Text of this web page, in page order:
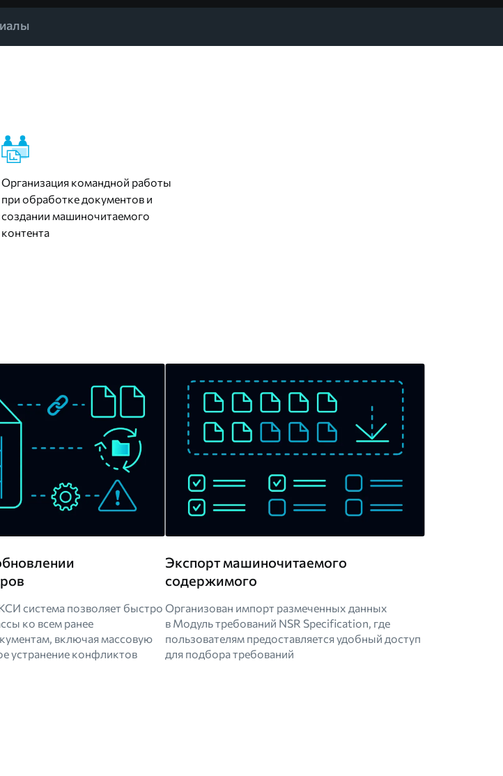
Организация командной работы
при обработке документов и
создании машиночитаемого
контента
система позволяет быстро
ко всем ранее
включая массовую
устранение конфликтов
Экспорт машиночитаемого
содержимого
Организован импорт размеченных данных
в Модуль требований NSR Specification, где
пользователям предоставляется удобный доступ
для подбора требований